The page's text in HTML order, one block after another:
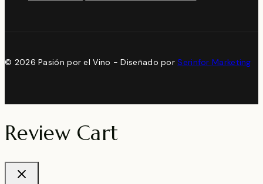
© 2026 Pasión por el Vino - Diseñado porSerinfor Marketing
Review Cart